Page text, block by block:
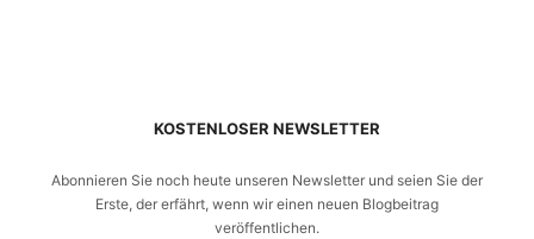
KOSTENLOSER NEWSLETTER
Abonnieren Sie noch heute unseren Newsletter und seien Sie der
Erste, der erfährt, wenn wir einen neuen Blogbeitrag
veröffentlichen.